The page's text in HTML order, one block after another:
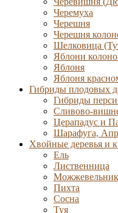
Черемуха
Черешня
Черешня
Шелковица
Яблони
Яблоня
Яблоня
Гибриды плодовых
Гибриды
Сливово-
Церападус и
Шарафуга,
Хвойные деревья и
Ель
Лиственница
Можжевельник
Пихта
Сосна
Туя